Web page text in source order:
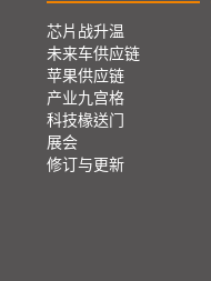
芯片战升温
未来车供应链
苹果供应链
产业九宫格
科技椽送门
展会
修订与更新